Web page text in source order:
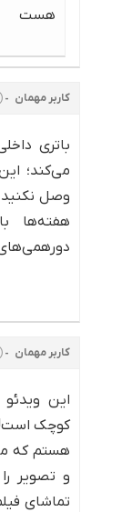
هست
کاربر مهمان
می‌کند؛
وصل نکنید
هفته‌ها
کاربر مهمان
این
کوچک است!
هستم که
و تصویر
تماشای